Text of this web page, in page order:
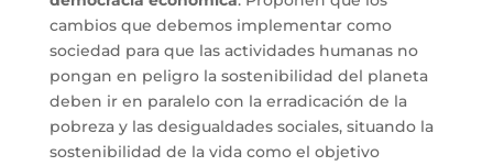
cambios que debemos implementar como
sociedad para que las actividades humanas no
pongan en peligro la sostenibilidad del planeta
deben ir en paralelo con la erradicación de la
pobreza y las desigualdades sociales, situando la
sostenibilidad de la vida como el objetivo